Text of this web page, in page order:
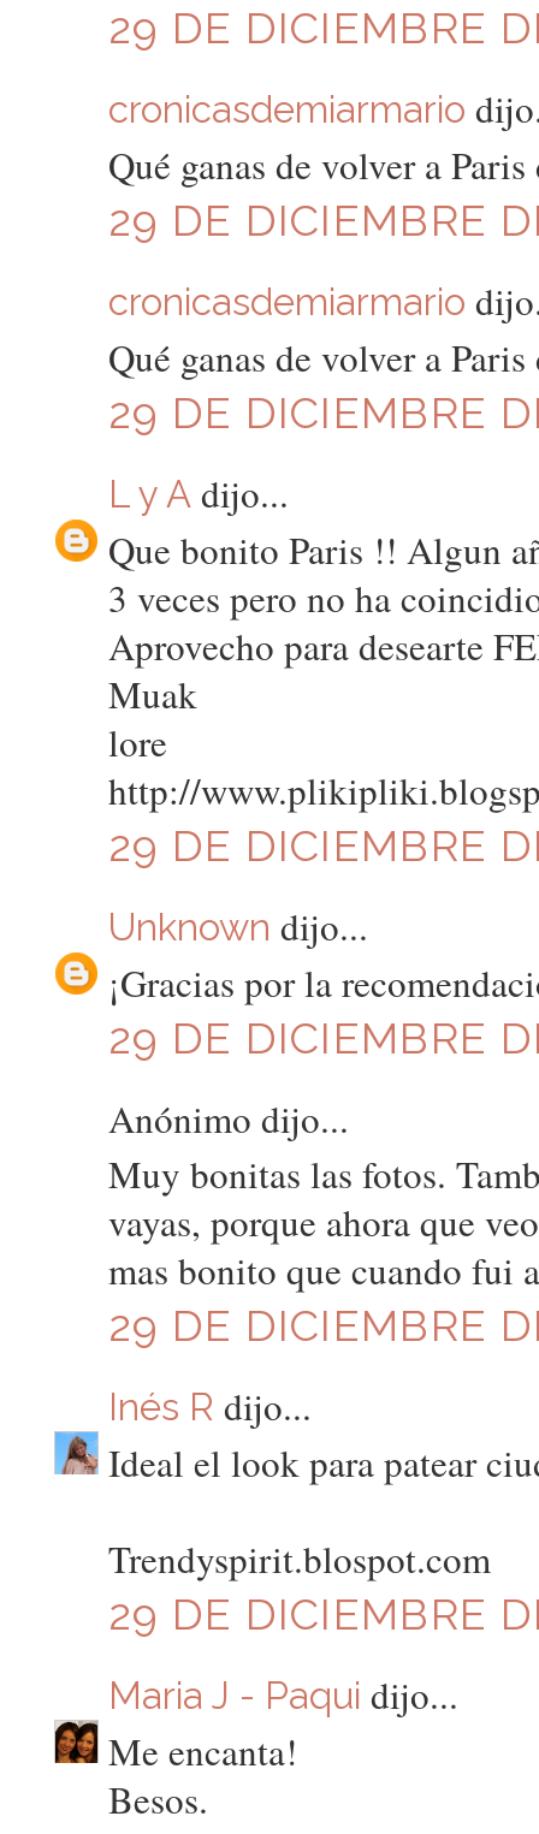
29 DE DICIEMBRE
cronicasdemiarmario
Qué ganas de volver a
29 DE DICIEMBRE
cronicasdemiarmario
Qué ganas de volver a
29 DE DICIEMBRE
L y Adijo...
Que bonito Paris !! Algun
3 veces pero no ha
Aprovecho para desearte
Muak
lore
http://
29 DE DICIEMBRE
Unknown dijo...
¡Gracias por la
29 DE DICIEMBRE
Anónimo dijo...
Muy bonitas las fotos.
vayas, porque ahora que
mas bonito que cuando fui
29 DE DICIEMBRE
Inés R dijo...
Ideal el look para patear
Trendyspirit.blospot.com
29 DE DICIEMBRE
Maria J - Paqui dijo...
Me encanta!
Besos.